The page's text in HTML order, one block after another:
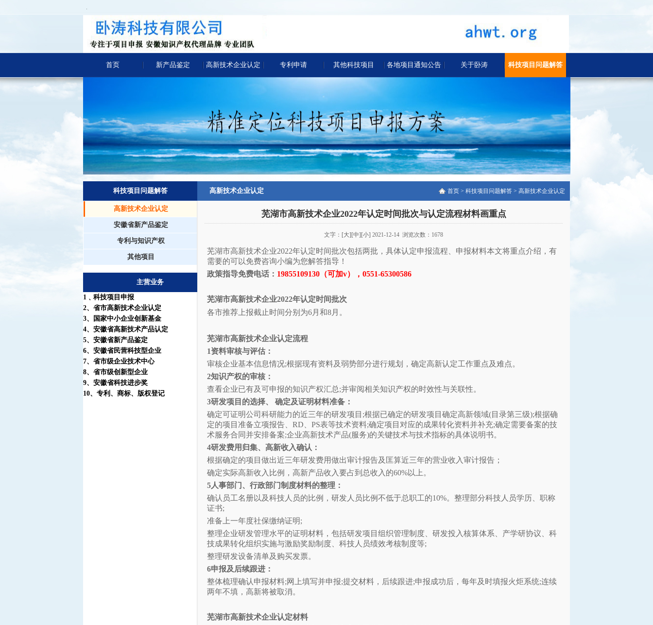
.
首页 新产品鉴定 高新技术企业认定 专利申请 其他科技项目 各地项目通知公告 关于卧涛 科技项目问题解答
首页 > 科技项目问题解答 > 高新技术企业认定
科技项目问题解答
高新技术企业认定
安徽省新产品鉴定
专利与知识产权
其他项目
主营业务
1 ﹑科技项目申报
2、省市高新技术企业认定
3、国家中小企业创新基金
4、安徽省高新技术产品认定
5、安徽省新产品鉴定
6、安徽省民营科技型企业
7、省市级企业技术中心
8、省市级创新型企业
9、安徽省科技进步奖
10、 专利 、 商标、 版权登记
高新技术企业认定
芜湖市高新技术企业2022年认定时间批次与认定流程材料画重点
文字： [大] [中] [小] 2021-12-14 浏览次数：1678
芜湖市高新技术企业2022年认定时间批次包括两批，具体认定申报流程、申报材料本文将重点介绍， 有
需要的可以免费咨询小编为您解答指导！
政策指导免费电话： 19855109130（可加v），0551-65300586
芜湖市高新技术企业2022年认定时间批次
各市推荐上报截止时间分别为6月和8月。
芜湖市高新技术企业认定流程
1资料审核与评估：
审核企业基本信息情况;根据现有资料及弱势部分进行规划，确定高新认定工作重点及难点。
2知识产权的审核：
查看企业已有及可申报的知识产权汇总;并审阅相关知识产权的时效性与关联性。
3研发项目的选择、 确定及证明材料准备：
确定可证明公司科研能力的近三年的研发项目;根据已确定的研发项目确定高新领域(目录第三级);根据确
定的项目准备立项报告、RD、PS表等技术资料;确定项目对应的成果转化资料并补充;确定需要备案的技
术服务合同并安排备案;企业高新技术产品(服务)的关键技术与技术指标的具体说明书。
4研发费用归集、高新收入确认：
根据确定的项目做出近三年研发费用做出审计报告及匡算近三年的营业收入审计报告；
确定实际高新收入比例，高新产品收入要占到总收入的60%以上。
5人事部门、行政部门制度材料的整理：
确认员工名册以及科技人员的比例，研发人员比例不低于总职工的10%。整理部分科技人员学历、职称
证书;
准备上一年度社保缴纳证明;
整理企业研发管理水平的证明材料，包括研发项目组织管理制度、研发投入核算体系、产学研协议、科
技成果转化组织实施与激励奖励制度、科技人员绩效考核制度等;
整理研发设备清单及购买发票。
6申报及后续跟进：
整体梳理确认申报材料;网上填写并申报;提交材料，后续跟进;申报成功后，每年及时填报火炬系统;连续
两年不填，高新将被取消。
芜湖市高新技术企业认定材料